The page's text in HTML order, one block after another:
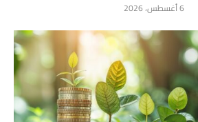
6 أغسطس، 2026